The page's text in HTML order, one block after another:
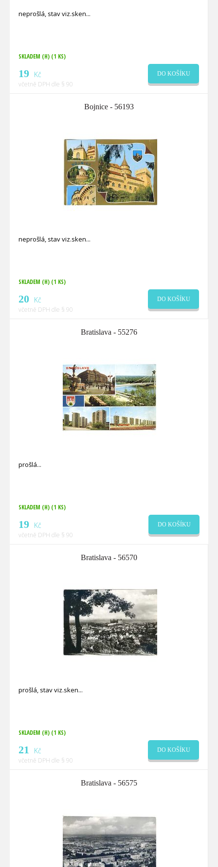
neprošlá, stav viz.sken
SKLADEM (H) (1 KS)
19 Kč
včetně DPH dle § 90
DO KOŠÍKU
Bojnice - 56193
neprošlá, stav viz.sken
SKLADEM (H) (1 KS)
20 Kč
včetně DPH dle § 90
DO KOŠÍKU
Bratislava - 55276
prošlá
SKLADEM (H) (1 KS)
19 Kč
včetně DPH dle § 90
DO KOŠÍKU
Bratislava - 56570
prošlá, stav viz.sken
SKLADEM (H) (1 KS)
21 Kč
včetně DPH dle § 90
DO KOŠÍKU
Bratislava - 56575